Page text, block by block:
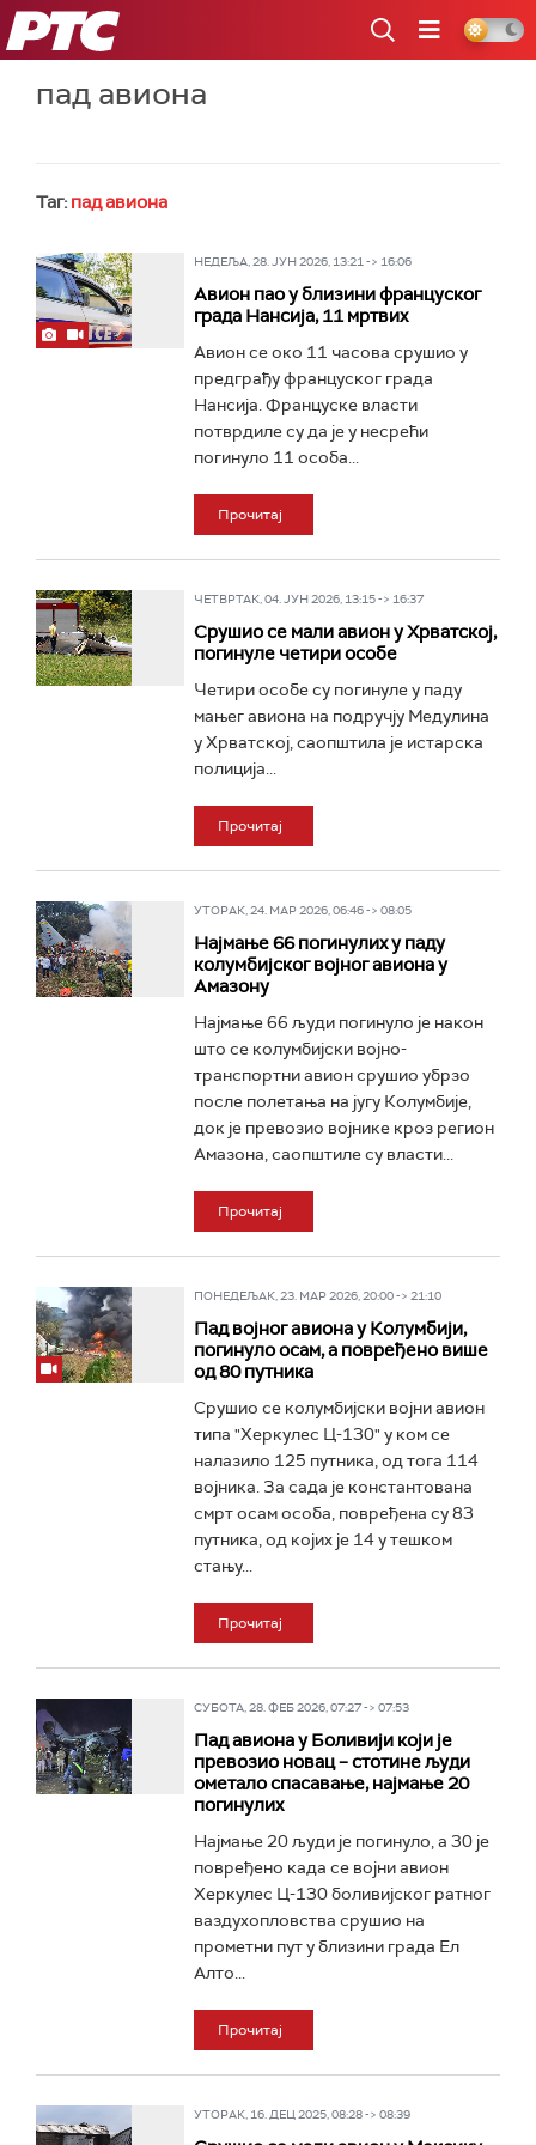
РТС
пад авиона
Таг: пад авиона
НЕДЕЉА, 28. ЈУН 2026, 13:21 -> 16:06
Авион пао у близини француског
града Нансија, 11 мртвих
Авион се око 11 часова срушио у
предграђу француског града
Нансија. Француске власти
потврдиле су да је у несрећи
погинуло 11 особа...
Прочитај
ЧЕТВРТАК, 04. ЈУН 2026, 13:15 -> 16:37
Срушио се мали авион у Хрватској,
погинуле четири особе
Четири особе су погинуле у паду
мањег авиона на подручју Медулина
у Хрватској, саопштила је истарска
полиција...
Прочитај
УТОРАК, 24. МАР 2026, 06:46 -> 08:05
Најмање 66 погинулих у паду
колумбијског војног авиона у
Амазону
Најмање 66 људи погинуло је након
што се колумбијски војно-
транспортни авион срушио убрзо
после полетања на југу Колумбије,
док је превозио војнике кроз регион
Амазона, саопштиле су власти...
Прочитај
ПОНЕДЕЉАК, 23. МАР 2026, 20:00 -> 21:10
Пад војног авиона у Колумбији,
погинуло осам, а повређено више
од 80 путника
Срушио се колумбијски војни авион
типа "Херкулес Ц-130" у ком се
налазило 125 путника, од тога 114
војника. За сада је константована
смрт осам особа, повређена су 83
путника, од којих је 14 у тешком
стању...
Прочитај
СУБОТА, 28. ФЕБ 2026, 07:27 -> 07:53
Пад авиона у Боливији који је
превозио новац – стотине људи
ометало спасавање, најмање 20
погинулих
Најмање 20 људи је погинуло, а 30 је
повређено када се војни авион
Херкулес Ц-130 боливијског ратног
ваздухопловства срушио на
прометни пут у близини града Ел
Алто...
Прочитај
УТОРАК, 16. ДЕЦ 2025, 08:28 -> 08:39